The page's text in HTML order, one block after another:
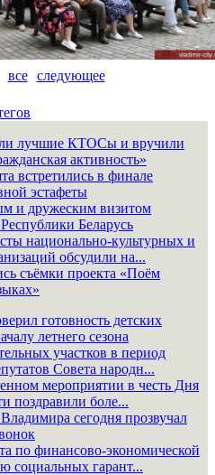
все следующее
лучшие КТОСы и вручили
активность»
встретились в финале
эстафеты
и дружеским визитом
Беларусь
национально-культурных и
обсудили на...
съёмки проекта «Поём
готовность детских
летнего сезона
участков в период
Совета народн...
мероприятии в честь Дня
поздравили боле...
сегодня прозвучал
по финансово-экономической
социальных гарант...